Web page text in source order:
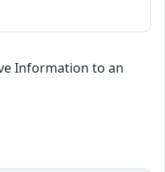
Information to an